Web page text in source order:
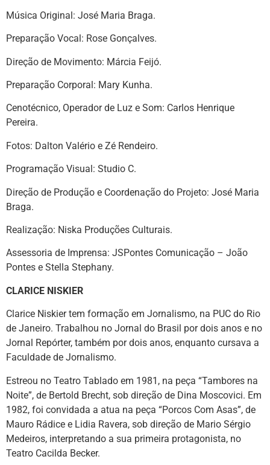
Música Original: José Maria Braga.
Preparação Vocal: Rose Gonçalves.
Direção de Movimento: Márcia Feijó.
Preparação Corporal: Mary Kunha.
Cenotécnico, Operador de Luz e Som: Carlos Henrique
Pereira.
Fotos: Dalton Valério e Zé Rendeiro.
Programação Visual: Studio C.
Direção de Produção e Coordenação do Projeto: José Maria
Braga.
Realização: Niska Produções Culturais.
Assessoria de Imprensa: JSPontes Comunicação – João
Pontes e Stella Stephany.
CLARICE NISKIER
Clarice Niskier tem formação em Jornalismo, na PUC do Rio
de Janeiro. Trabalhou no Jornal do Brasil por dois anos e no
Jornal Repórter, também por dois anos, enquanto cursava a
Faculdade de Jornalismo.
Estreou no Teatro Tablado em 1981, na peça “Tambores na
Noite”, de Bertold Brecht, sob direção de Dina Moscovici. Em
1982, foi convidada a atua na peça “Porcos Com Asas”, de
Mauro Rádice e Lidia Ravera, sob direção de Mario Sérgio
Medeiros, interpretando a sua primeira protagonista, no
Teatro Cacilda Becker.